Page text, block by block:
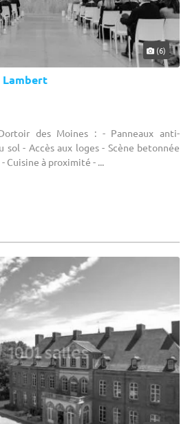
(6)
Lambert
des Moines : - Panneaux anti-
sol - Accès aux loges - Scène betonnée
Cuisine à proximité - ...